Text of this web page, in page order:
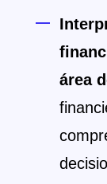
área